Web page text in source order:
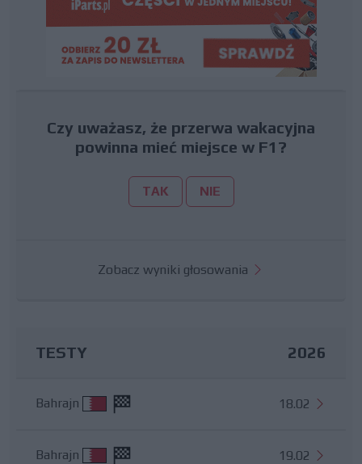
Czy uważasz, że przerwa wakacyjna
powinna mieć miejsce w F1?
TAK NIE
Zobacz wyniki głosowania
TESTY 2026
Bahrajn 18.02
Bahrajn 19.02